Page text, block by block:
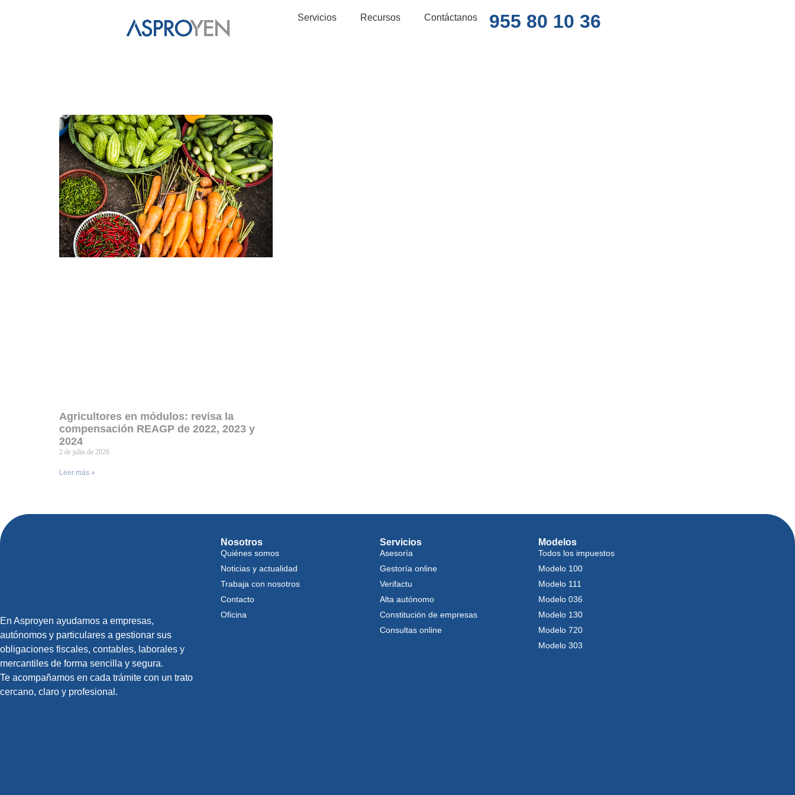
Servicios Recursos Contáctanos 955 80 10 36
Agricultores en módulos: revisa la
compensación REAGP de 2022, 2023 y
2024
2 de julio de 2026
Leer más »
En Asproyen ayudamos a empresas,
autónomos y particulares a gestionar sus
obligaciones fiscales, contables, laborales y
mercantiles de forma sencilla y segura.
Te acompañamos en cada trámite con un trato
cercano, claro y profesional.
Nosotros
Quiénes somos
Noticias y actualidad
Trabaja con nosotros
Contacto
Oficina
Servicios
Asesoría
Gestoría online
Verifactu
Alta autónomo
Constitución de empresas
Consultas online
Modelos
Todos los impuestos
Modelo 100
Modelo 111
Modelo 036
Modelo 130
Modelo 720
Modelo 303